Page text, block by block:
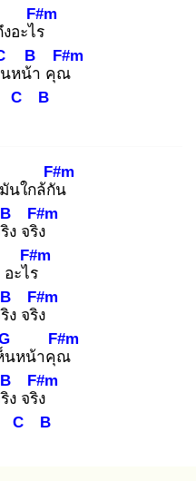
อะไร
F#m
หน้า
B
คุณ
F#m
C B
มันใกล้กัน
F#m
ง
B
จริง
F#m
อะไร
F#m
ง
B
จริง
F#m
นหน้าคุณ
F#m
ง
B
จริง
F#m
C B